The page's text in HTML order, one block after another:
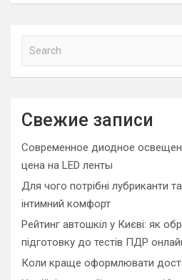
a
c
Свежие записи
Современное диодное
цена на LED ленты
Для чого потрібні лубриканти
інтимний комфорт
Рейтинг автошкіл у Києві: як
підготовку до тестів ПДР
Коли краще оформлювати